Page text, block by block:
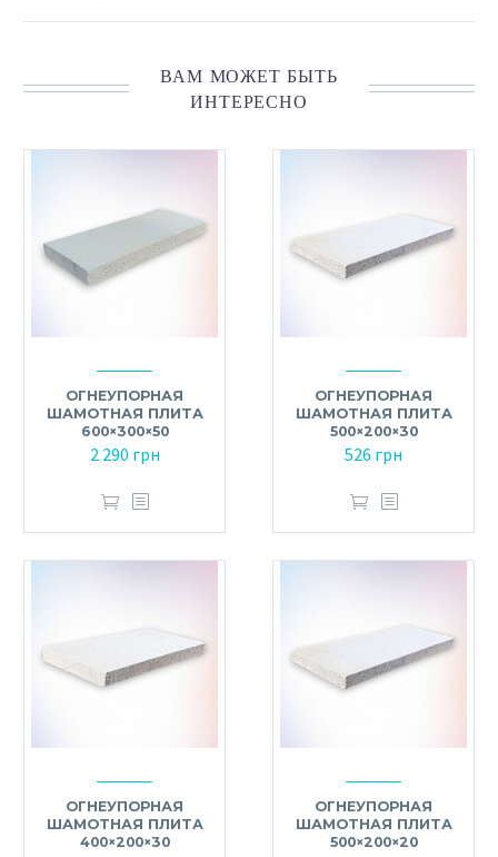
ВАМ МОЖЕТ БЫТЬ
ИНТЕРЕСНО
ОГНЕУПОРНАЯ
ШАМОТНАЯ ПЛИТА
600×300×50
2 290 грн
ОГНЕУПОРНАЯ
ШАМОТНАЯ ПЛИТА
500×200×30
526 грн
ОГНЕУПОРНАЯ
ШАМОТНАЯ ПЛИТА
400×200×30
ОГНЕУПОРНАЯ
ШАМОТНАЯ ПЛИТА
500×200×20